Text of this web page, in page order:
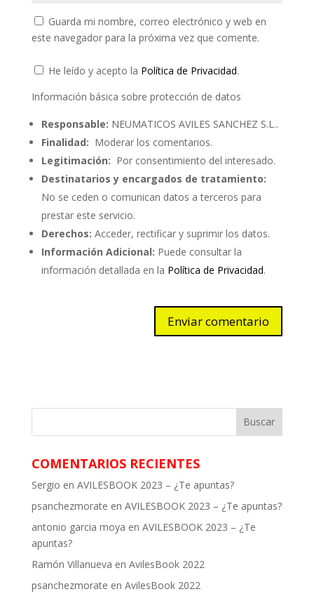
Guarda mi nombre, correo electrónico y web en
este navegador para la próxima vez que comente.
He leído y acepto la Política de Privacidad.
Información básica sobre protección de datos
Responsable: NEUMATICOS AVILES SANCHEZ S.L..
Finalidad: Moderar los comentarios.
Legitimación: Por consentimiento del interesado.
Destinatarios y encargados de tratamiento:
No se ceden o comunican datos a terceros para
prestar este servicio.
Derechos: Acceder, rectificar y suprimir los datos.
Información Adicional: Puede consultar la
información detallada en la Política de Privacidad.
COMENTARIOS RECIENTES
Sergio en AVILESBOOK 2023 – ¿Te apuntas?
psanchezmorate en AVILESBOOK 2023 – ¿Te apuntas?
antonio garcia moya en AVILESBOOK 2023 – ¿Te
apuntas?
Ramón Villanueva en AvilesBook 2022
psanchezmorate en AvilesBook 2022